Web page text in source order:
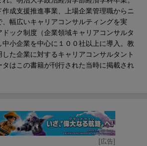
成支援推進事業、上場企業管理職からニ
幅広いキャリアコンサルティングを実
ック制度（企業領域キャリアコンサルタ
中小企業を中心に１００社以上に導入。教
た企業に対するキャリアコンサルタント
はこの書籍が刊行された当時に掲載され
[広告]